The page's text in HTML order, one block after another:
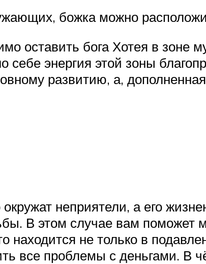
божка можно
оставить бога Хотея в зоне
энергия этой зоны
развитию, а, дополненная
неприятели, а его
В этом случае вам поможет
находится не только в
все проблемы с деньгами. В